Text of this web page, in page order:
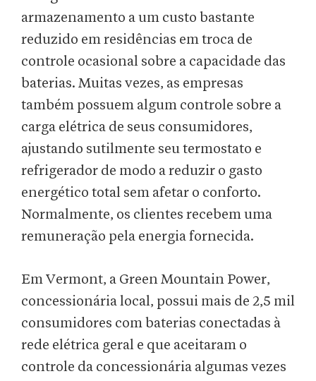
armazenamento a um custo bastante
reduzido em residências em troca de
controle ocasional sobre a capacidade das
baterias. Muitas vezes, as empresas
também possuem algum controle sobre a
carga elétrica de seus consumidores,
ajustando sutilmente seu termostato e
refrigerador de modo a reduzir o gasto
energético total sem afetar o conforto.
Normalmente, os clientes recebem uma
remuneração pela energia fornecida.
Em Vermont, a Green Mountain Power,
concessionária local, possui mais de 2,5 mil
consumidores com baterias conectadas à
rede elétrica geral e que aceitaram o
controle da concessionária algumas vezes